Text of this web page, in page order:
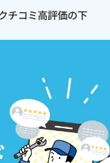
チコミ高評価の下